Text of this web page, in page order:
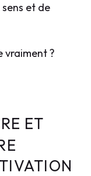
ET
et de
vraiment ?